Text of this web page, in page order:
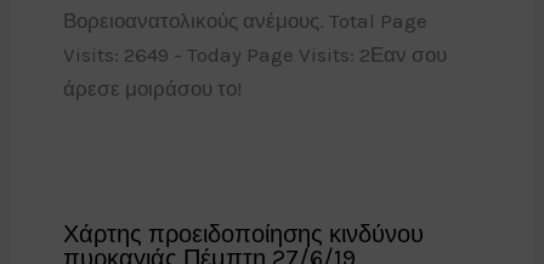
Βορειοανατολικούς ανέμους. Total Page
Visits: 2649 - Today Page Visits: 2Εαν σου
άρεσε μοιράσου το!
Χάρτης προειδοποίησης κινδύνου